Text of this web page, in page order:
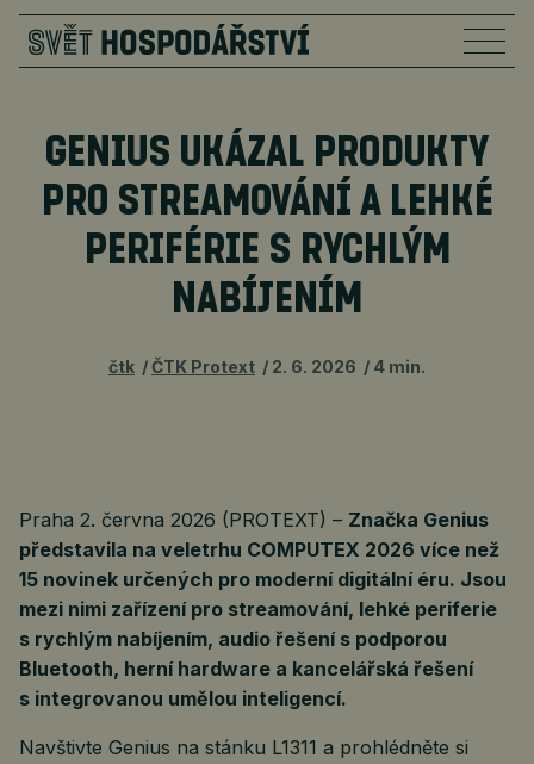
GENIUS UKÁZAL PRODUKTY
PRO STREAMOVÁNÍ A LEHKÉ
PERIFÉRIE S RYCHLÝM
NABÍJENÍM
čtk ČTK Protext 2. 6. 2026 4 min.
Praha 2. června 2026 (PROTEXT) – Značka Genius
představila na veletrhu COMPUTEX 2026 více než
15 novinek určených pro moderní digitální éru. Jsou
mezi nimi zařízení pro streamování, lehké periferie
s rychlým nabíjením, audio řešení s podporou
Bluetooth, herní hardware a kancelářská řešení
s integrovanou umělou inteligencí.
Navštivte Genius na stánku L1311 a prohlédněte si